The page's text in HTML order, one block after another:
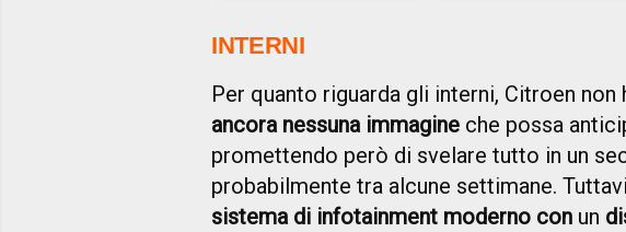
INTERNI
Per quanto riguarda gli interni, Citroen non
ancora nessuna immagine che possa
promettendo però di svelare tutto in un
probabilmente tra alcune settimane.
sistema di infotainment moderno con un